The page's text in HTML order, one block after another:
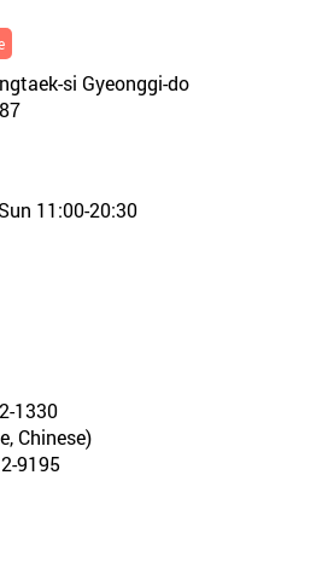
si Gyeonggi-do
11:00-20:30
1330
Chinese)
9195